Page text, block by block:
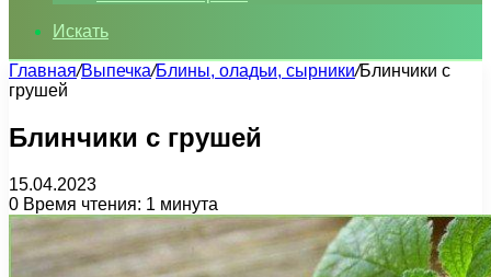
Искать
Главная/Выпечка/Блины, оладьи, сырники/Блинчики с
грушей
Блинчики с грушей
15.04.2023
0 Время чтения: 1 минута